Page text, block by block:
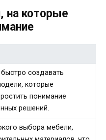
на которые
создавать
которые
понимание
решений.
выбора мебели,